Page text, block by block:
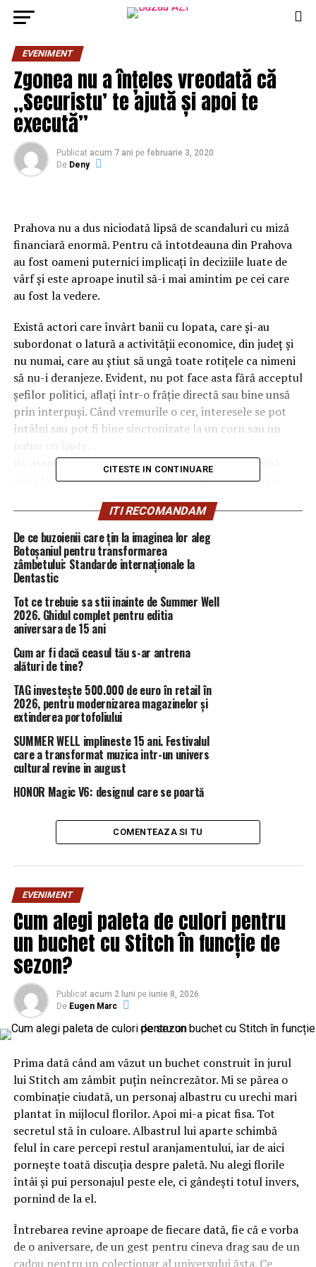
EVENIMENT
Zgonea nu a înțeles vreodată că
,,Securistu’ te ajută și apoi te
execută”
Publicat acum 7 ani pe februarie 3, 2020
De Deny
Prahova nu a dus niciodată lipsă de scandaluri cu miză
financiară enormă. Pentru că întotdeauna din Prahova
au fost oameni puternici implicați în deciziile luate de
vârf și este aproape inutil să-i mai amintim pe cei care
au fost la vedere.
Există actori care învârt banii cu lopata, care și-au
subordonat o latură a activității economice, din județ și
nu numai, care au știut să ungă toate rotițele ca nimeni
să nu-i deranjeze. Evident, nu pot face asta fără acceptul
șefilor politici, aflați într-o frăție directă sau bine unsă
prin interpuși. Când vremurile o cer, interesele se pot
întâlni sau pot fi bine sincronizate la un corn sau un
Un asemenea domeniu îl reprezintă tot ce înseamnă
colectarea, transportul, depozitarea și valorificarea
profitabil, care, gestionat la sânge, înseamnă sume
incredibile ca profit direct, dar și indirect, plus mulți
bani la negru. Nu întâmplător, în lume, cel mai mare
operator în domeniu este reprezentat de cei din crima
organizată, numit generic Mafia. În Prahova avem, fără
nicio îndoială, grupuri organizate care gestionează
domeniul. Cât timp nimeni nu-i controleaza, se
presupune că nu sunt infracționale, deci nimic nu pute
nimănui; e loc pentru toată lumea la felii din tortul
gunoaielor, în cazul acesta dulci și aromate din punct de
vedere financiar.
Incisiv de Prahova in colaborare cu alti ziaristi de la alte
trusturi de presa si impreuna cu o televiziune este
aproape de finalizarea unei ample anchete care va
devoala interesele din acest domeniu, institutiile
implicate si razboaiele subterane din acest domeniu
duse la „baioneta” in Prahova chiar prin angajari si/sau
transferuri in institutiile statului in interesele mafiei.
Putem preciza ca in aceasta caracatita sunt implicati
functionari din cadrul Garzii de Mediu Prahova,
etc.
In acest articol, Incisiv de Prahova continua
prezentarea celor implicati in aceasta caracatita:
Mafia gunoaielor in
Prahova si institutiile
implicate in protejarea lor
(I)
CLANUL LOCAL
1. Mihail Fâcă, fostul șef al Agenției Naționale pentru
Protecția Mediului (ANPM).
PSD-ist cu ștate vechi, Mihail Fâcă a fost deputat de
Prahova în timpul guvernării Năstase și, ulterior,
administrator public al județului. În 2009, când PDL și
PSD guvernau împreună, filiala partidului l-a trimis
pentru prima dată la conducerea ANPM. Apoi, PSD a
reintrat în opoziție și Mihail Fâcă a redevenit county
manager la Prahova până în mai 2012, când e numit, din
nou, în fruntea ANPM, imediat după instalarea USL la
putere. Fâcă a rămas în funcție până în noiembrie,
CITESTE IN CONTINUARE
ITI RECOMANDAM
De ce buzoienii care țin la imaginea lor aleg
Botoșaniul pentru transformarea
zâmbetului: Standarde internaționale la
Dentastic
Tot ce trebuie sa stii inainte de Summer Well
2026. Ghidul complet pentru editia
aniversara de 15 ani
Cum ar fi dacă ceasul tău s-ar antrena
alături de tine?
TAG investește 500.000 de euro în retail în
2026, pentru modernizarea magazinelor și
extinderea portofoliului
SUMMER WELL implineste 15 ani. Festivalul
care a transformat muzica intr-un univers
cultural revine in august
HONOR Magic V6: designul care se poartă
COMENTEAZA SI TU
EVENIMENT
Cum alegi paleta de culori pentru
un buchet cu Stitch în funcție de
sezon?
Publicat acum 2 luni pe iunie 8, 2026
De Eugen Marc
Prima dată când am văzut un buchet construit în jurul
lui Stitch am zâmbit puțin neîncrezător. Mi se părea o
combinație ciudată, un personaj albastru cu urechi mari
plantat în mijlocul florilor. Apoi mi-a picat fisa. Tot
secretul stă în culoare. Albastrul lui aparte schimbă
felul în care percepi restul aranjamentului, iar de aici
pornește toată discuția despre paletă. Nu alegi florile
întâi și pui personajul peste ele, ci gândești totul invers,
pornind de la el.
Întrebarea revine aproape de fiecare dată, fie că e vorba
de o aniversare, de un gest pentru cineva drag sau de un
cadou pentru un colecționar al universului ăsta. Ce